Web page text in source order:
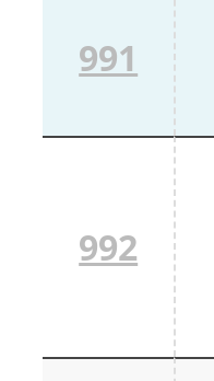
991
992